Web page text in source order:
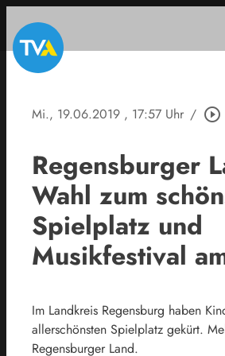
Mi., 19.06.2019 , 17:57 Uhr / play_circle_outline
Regensburger
Wahl zum
Spielplatz und
Musikfestival
Im Landkreis Regensburg haben
allerschönsten Spielplatz gekürt.
Regensburger Land.